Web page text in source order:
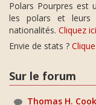
Polars Pourpres est
les polars et
nationalités. Cliquez ici
Envie de stats ?
Sur le forum
Thomas H. Cook